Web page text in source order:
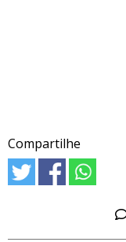
Compartilhe